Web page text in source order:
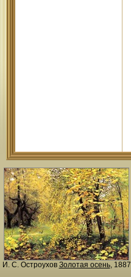
И. С. Остроухов Золотая осень, 1887